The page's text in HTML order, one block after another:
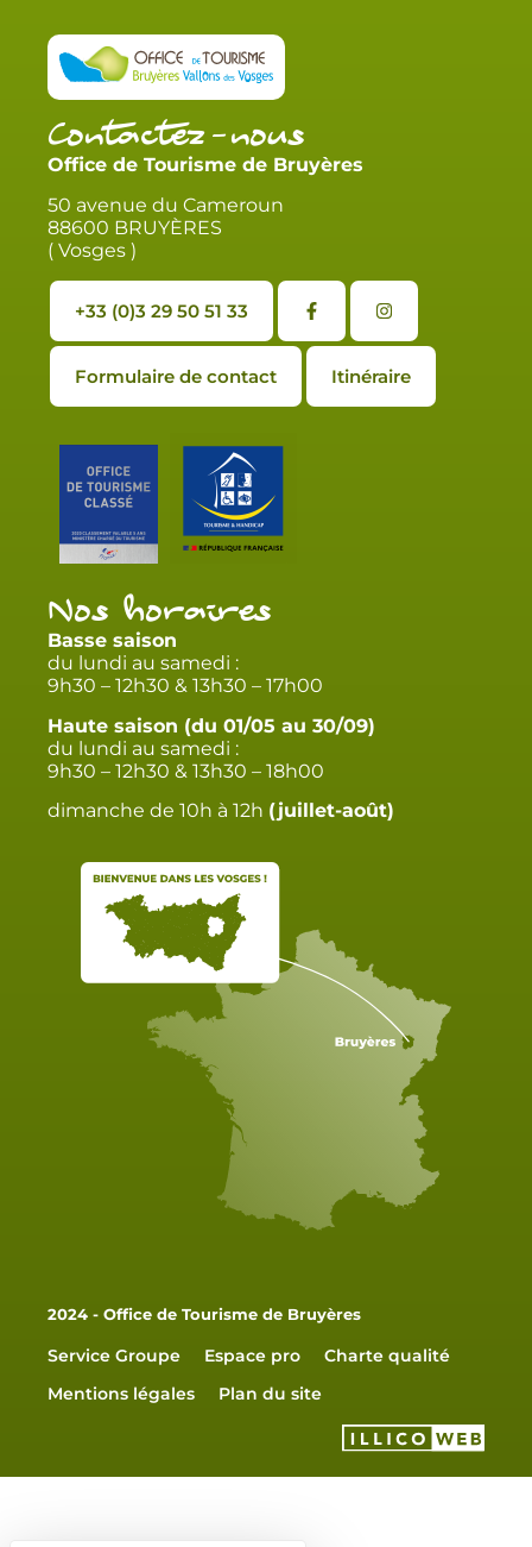
Contactez-nous
Office de Tourisme de Bruyères
50 avenue du Cameroun
88600 BRUYÈRES
( Vosges )
+33 (0)3 29 50 51 33
Formulaire de contact Itinéraire
Nos horaires
Basse saison
du lundi au samedi :
9h30 – 12h30 & 13h30 – 17h00
Haute saison (du 01/05 au 30/09)
du lundi au samedi :
9h30 – 12h30 & 13h30 – 18h00
dimanche de 10h à 12h (juillet-août)
2024 - Office de Tourisme de Bruyères
Service Groupe Espace pro
Charte qualité
Mentions légales
Plan du site